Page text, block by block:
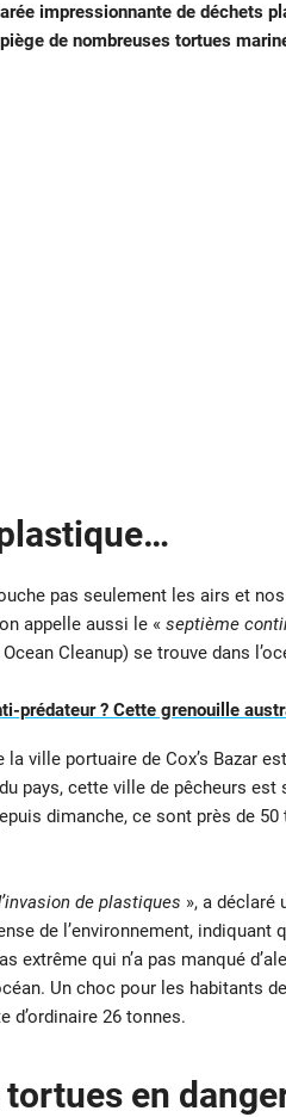
impressionnante de déchets
de nombreuses tortues
pas seulement les airs et
appelle aussi le « septième
Cleanup) se trouve dans
prédateur ? Cette grenouille
la ville portuaire de Cox’s Bazar
pays, cette ville de pêcheurs
dimanche, ce sont près de 50
de plastiques », a déclaré
de l’environnement, indiquant
extrême qui n’a pas manqué
Un choc pour les habitants
d’ordinaire 26 tonnes.
en